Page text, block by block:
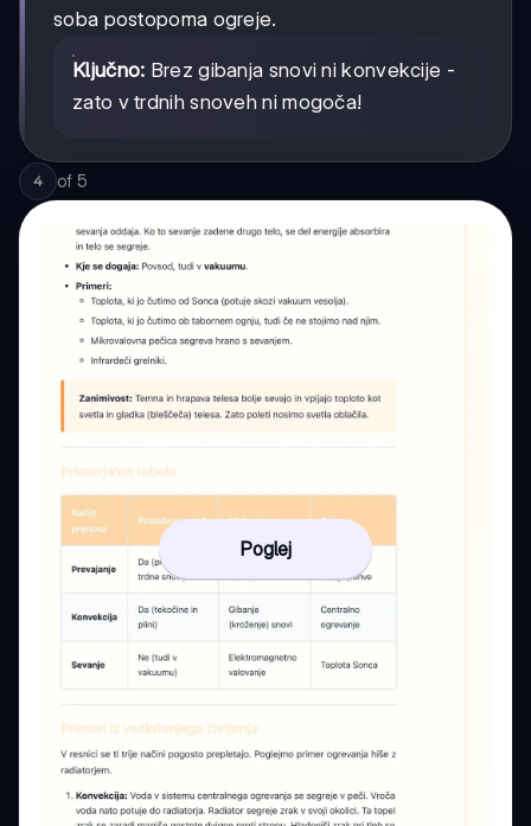
soba postopoma ogreje.
Ključno: Brez gibanja snovi ni konvekcije -
zato v trdnih snoveh ni mogoča!
4 of 5
Poglej